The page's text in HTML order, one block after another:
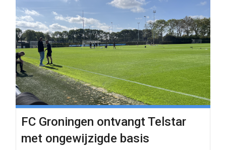
FC Groningen ontvangt Telstar
met ongewijzigde basis